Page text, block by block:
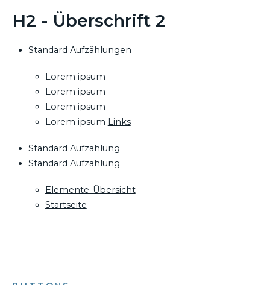
H2 - Überschrift 2
Standard Aufzählungen
Lorem ipsum
Lorem ipsum
Lorem ipsum
Lorem ipsum Links
Standard Aufzählung
Standard Aufzählung
Elemente-Übersicht
Startseite